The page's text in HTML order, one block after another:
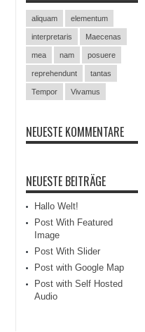
aliquam elementum
interpretaris Maecenas
mea nam posuere
reprehendunt tantas
Tempor Vivamus
NEUESTE KOMMENTARE
NEUESTE BEITRÄGE
Hallo Welt!
Post With Featured
Image
Post With Slider
Post with Google Map
Post with Self Hosted
Audio